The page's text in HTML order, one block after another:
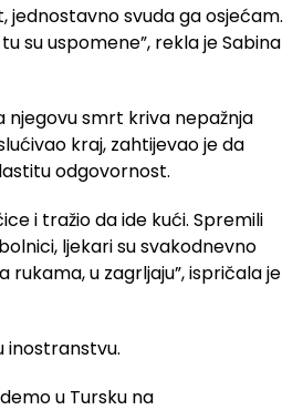
jednostavno svuda ga osjećam.
su uspomene”, rekla je Sabina
njegovu smrt kriva nepažnja
kraj, zahtijevao je da
odgovornost.
i tražio da ide kući. Spremili
ljekari su svakodnevno
rukama, u zagrljaju”, ispričala je
inostranstvu.
u Tursku na